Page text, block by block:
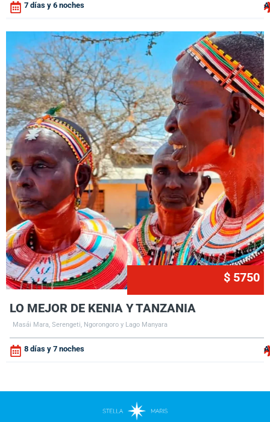
7 días y 6 noches
$ 5750
LO MEJOR DE KENIA Y TANZANIA
Masái Mara, Serengeti, Ngorongoro y Lago Manyara
8 días y 7 noches